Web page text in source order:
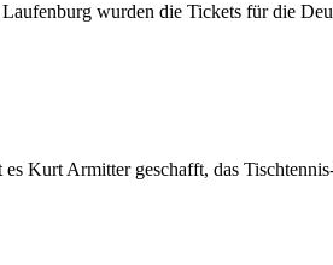
wurden die Tickets für die
Kurt Armitter geschafft, das